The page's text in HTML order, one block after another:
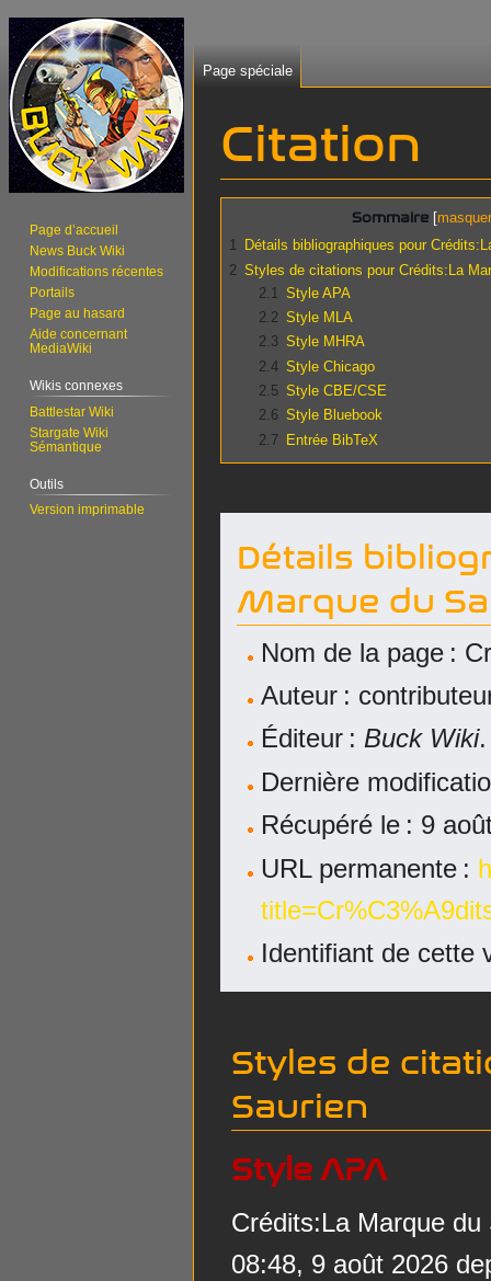
Citation
navigation
recherche
Sommaire
1 Détails bibliographiques pour
2 Styles de citations pour Crédits:La
2.1
Style APA
2.2 Style MLA
2.3 Style MHRA
2.4 Style Chicago
2.5 Style CBE/CSE
2.6 Style Bluebook
2.7 Entrée BibTeX
Détails
Marque du
Nom de la page :
Auteur :
Éditeur :Buck Wiki.
Dernière
Récupéré le : 9
URL permanente :
Identifiant de cette
Styles de
Saurien
Style APA
Crédits:La Marque
08:48, 9 août 2026
Page spéciale
Page d’accueil
News Buck Wiki
Modifications récentes
Portails
Page au hasard
Aide concernant
MediaWiki
Wikis connexes
Battlestar Wiki
Stargate Wiki
Sémantique
Outils
Version imprimable